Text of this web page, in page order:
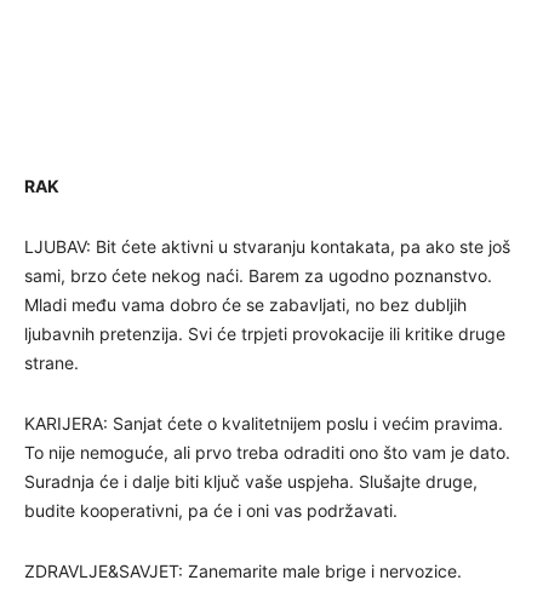
RAK
LJUBAV: Bit ćete aktivni u stvaranju kontakata, pa ako ste još
sami, brzo ćete nekog naći. Barem za ugodno poznanstvo.
Mladi među vama dobro će se zabavljati, no bez dubljih
ljubavnih pretenzija. Svi će trpjeti provokacije ili kritike druge
strane.
KARIJERA: Sanjat ćete o kvalitetnijem poslu i većim pravima.
To nije nemoguće, ali prvo treba odraditi ono što vam je dato.
Suradnja će i dalje biti ključ vaše uspjeha. Slušajte druge,
budite kooperativni, pa će i oni vas podržavati.
ZDRAVLJE&SAVJET: Zanemarite male brige i nervozice.